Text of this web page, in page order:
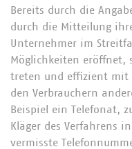
Bereits durch die
durch die Mitteilung
Unternehmer im
Möglichkeiten
treten und effizient mit
den Verbrauchern
Beispiel ein Telefonat,
Kläger des Verfahrens
vermisste